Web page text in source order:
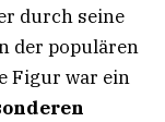
durch seine
der populären
Figur war ein